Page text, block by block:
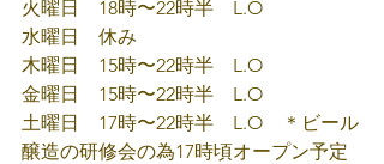
火曜日　18時〜22時半　L.O
水曜日　休み
木曜日　15時〜22時半　L.O
金曜日　15時〜22時半　L.O
土曜日　17時〜22時半　L.O　＊ビール
醸造の研修会の為17時頃オープン予定